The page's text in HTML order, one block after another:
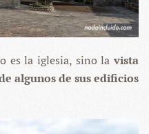
es la iglesia, sino lavista
algunos de sus edificios